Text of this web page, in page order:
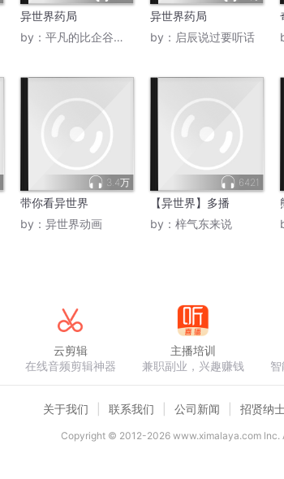
异世界药局
by： 平凡的比企谷八幡
异世界药局
by： 启辰说过要听话
3.4万
带你看异世界
by： 异世界动画
6421
【异世界】多播
by： 梓气东来说
云剪辑
在线音频剪辑神器
主播培训
兼职副业，兴趣赚钱
关于我们 联系我们 公司新闻 招贤纳
Copyright © 2012-2026www.ximalaya.com lnc.